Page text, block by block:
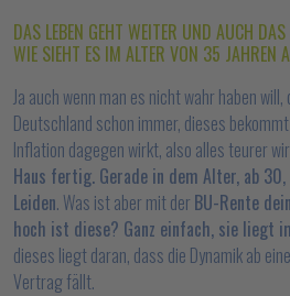
DAS LEBEN GEHT WEITER UND AUCH
WIE SIEHT ES IM ALTER VON 35 JAHREN
Ja auch wenn man es nicht wahr haben
Deutschland schon immer, dieses
Inflation dagegen wirkt, also alles teurer
Haus fertig. Gerade in dem Alter, ab
Leiden. Was ist aber mit der BU-Rente
hoch ist diese? Ganz einfach, sie liegt
dieses liegt daran, dass die Dynamik ab
Vertrag fällt.